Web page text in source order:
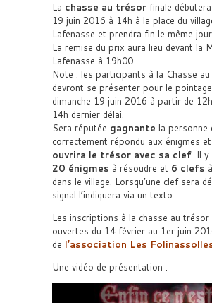
La chasse au trésor finale
19 juin 2016 à 14h à la place du
Lafenasse et prendra fin le même
La remise du prix aura lieu devant la
Lafenasse à 19h00.
Note : les participants à la Chasse
devront se présenter pour le
dimanche 19 juin 2016 à partir de
14h dernier délai.
Sera réputée gagnante la personne
correctement répondu aux énigmes et
ouvrira le trésor avec sa clef. Il y
20 énigmes à résoudre et 6 clefs
dans le village. Lorsqu’une clef sera
signal l’indiquera via un texto.
Les inscriptions à la chasse au
ouvertes du 14 février au 1er juin
de l’association Les
Une vidéo de présentation :